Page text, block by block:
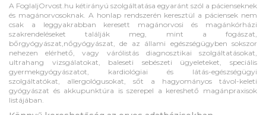
A FoglaljOrvost.hu kétirányú szolgáltatása egyaránt szól a pácienseknek
és magánorvosoknak. A honlap rendszerén keresztül a páciensek nem
csak a leggyakrabban keresett magánorvosi és magánkórházi
szakrendeléseket találják meg, mint a fogászat,
bőrgyógyászat,nőgyógyászat, de az állami egészségügyben sokszor
nehezen elérhető, vagy várólistás diagnosztikai szolgáltatásokat,
ultrahang vizsgálatokat, baleseti sebészeti ügyeleteket, speciális
gyermekgyógyászatot, kardiológiai és látás-egészségügyi
szolgáltatókat, allergológusokat, sőt a hagyományos távol-keleti
gyógyászat és akkupunktúra is szerepel a kereshető magánpraxisok
listájában.